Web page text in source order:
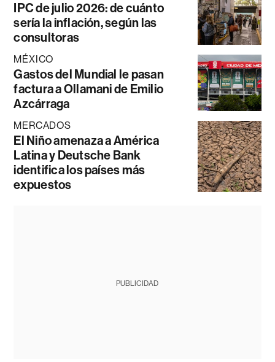
IPC de julio 2026: de cuánto
sería la inflación, según las
consultoras
MÉXICO
Gastos del Mundial le pasan
factura a Ollamani de Emilio
Azcárraga
MERCADOS
El Niño amenaza a América
Latina y Deutsche Bank
identifica los países más
expuestos
PUBLICIDAD